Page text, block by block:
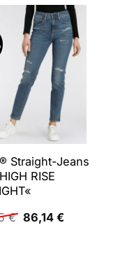
Straight-Jeans
RISE
€ Ursprünglicher
Preis
86,14 €Aktueller